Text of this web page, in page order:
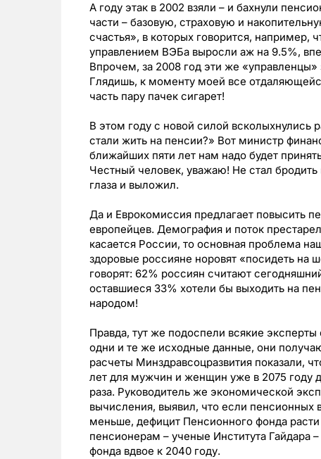
А году этак в 2002 взяли – и бахнули
части – базовую, страховую и
счастья», в которых говорится, например,
управлением ВЭБа выросли аж на 9.5%,
Впрочем, за 2008 год эти же
Глядишь, к моменту моей все
часть пару пачек сигарет!
В этом году с новой силой всколыхнулись
стали жить на пенсии?» Вот министр
ближайших пяти лет нам надо будет
Честный человек, уважаю! Не стал
глаза и выложил.
Да и Еврокомиссия предлагает повысить
европейцев. Демография и поток
касается России, то основная проблема
здоровые россияне норовят «посидеть на
говорят: 62% россиян считают
оставшиеся 33% хотели бы выходить на
народом!
Правда, тут же подоспели всякие
одни и те же исходные данные, они
расчеты Минздравсоцразвития показали,
лет для мужчин и женщин уже в 2075 году
раза. Руководитель же экономической
вычисления, выявил, что если
меньше, дефицит Пенсионного фонда
пенсионерам – ученые Института Гайдара
фонда вдвое к 2040 году.